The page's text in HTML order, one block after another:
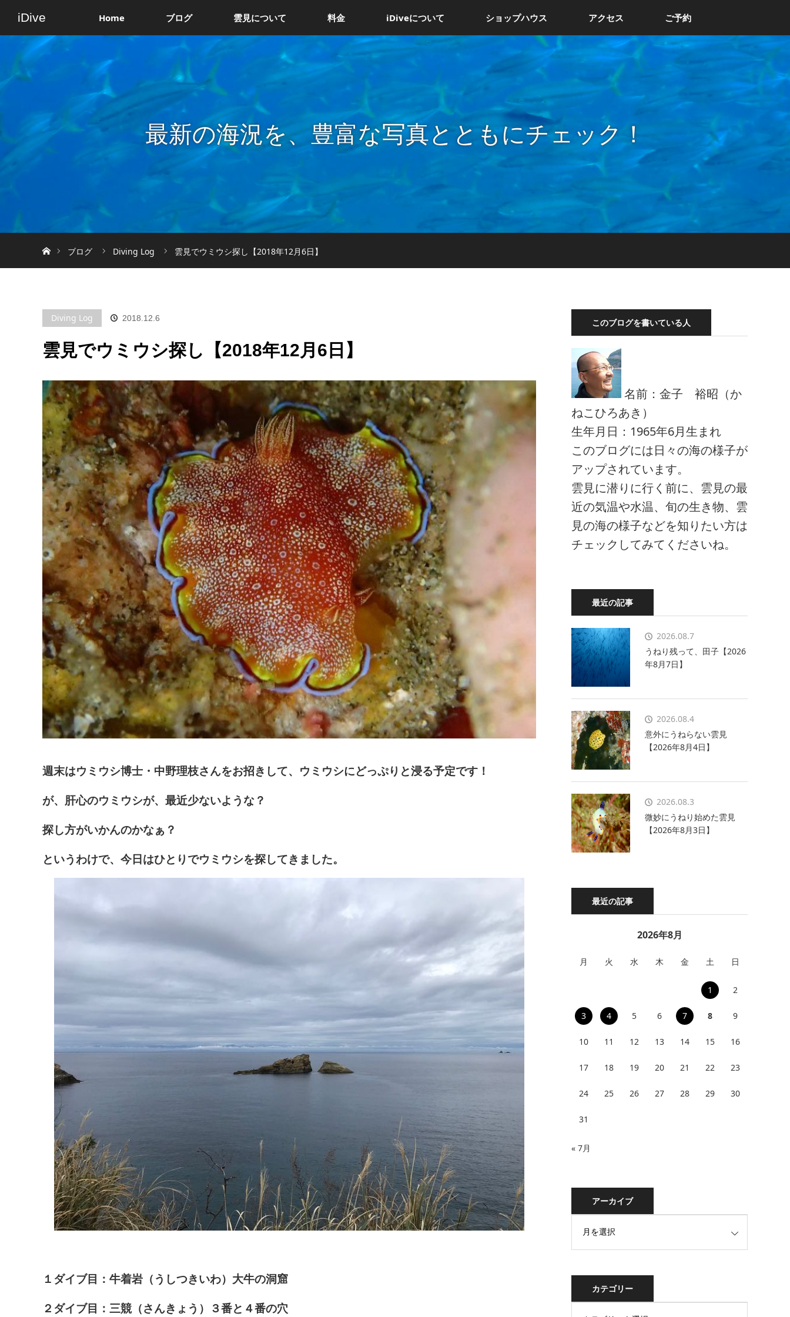
iDive Home ブログ 雲見について 料金 iDiveについて ショップハウス アクセス ご予約
最新の海況を、豊富な写真とともにチェック！
ブログ
Diving Log 雲見でウミウシ探し【2018年12月6日】
Diving Log 2018.12.6
雲見でウミウシ探し【2018年12月6日】
週末はウミウシ博士・中野理枝さんをお招きして、ウミウシにどっぷりと浸る予定です！
が、肝心のウミウシが、最近少ないような？
探し方がいかんのかなぁ？
というわけで、今日はひとりでウミウシを探してきました。
１ダイブ目：牛着岩（うしつきいわ）大牛の洞窟
２ダイブ目：三競（さんきょう）３番と４番の穴
このブログを書いている人
名前：金子 裕昭（か
ねこひろあき）
生年月日：1965年6月生まれ
このブログには日々の海の様子が
アップされています。
雲見に潜りに行く前に、雲見の最
近の気温や水温、旬の生き物、雲
見の海の様子などを知りたい方は
チェックしてみてくださいね。
最近の記事
2026.08.7
うねり残って、田子【2026
年8月7日】
2026.08.4
意外にうねらない雲見
【2026年8月4日】
2026.08.3
微妙にうねり始めた雲見
【2026年8月3日】
最近の記事
2026年8月
月 火 水 木 金 土 日
1 2
3 4 5 6 7 8 9
10 11 12 13 14 15 16
17 18 19 20 21 22 23
24 25 26 27 28 29 30
31
« 7月
アーカイブ
カテゴリー